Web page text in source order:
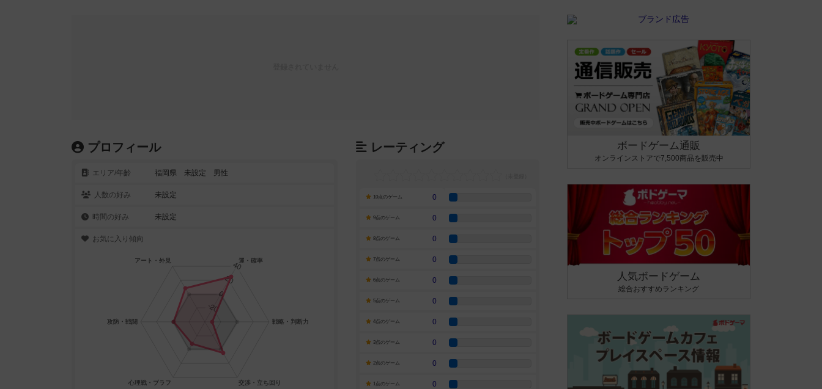
プロフィール
エリア/年齡 福岡県 未設定 男性
人数の好み 未設定
時間の好み 未設定
お気に入り傾向
レーティング
10点のゲーム 0
9点のゲーム 0
8点のゲーム 0
7点のゲーム 0
6点のゲーム 0
5点のゲーム 0
4点のゲーム 0
3点のゲーム 0
2点のゲーム 0
1点のゲーム 0
ボードゲーム通販
オンラインストアで7,500商品を販売中
人気ボードゲーム
総合おすすめランキング